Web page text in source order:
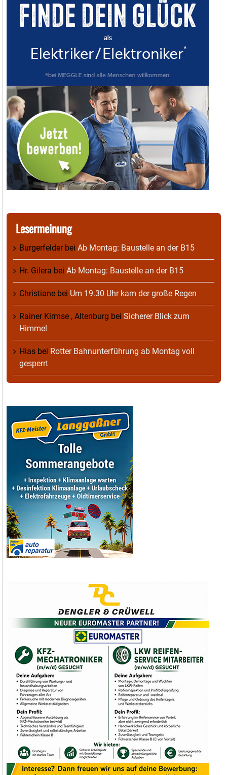
Lesermeinung
Burgerfelderbei Ab Montag: Baustelle an der B15
Hr. Gilera bei Ab Montag: Baustelle an der B15
Christiane bei Um 19.30 Uhr kam der große Regen
Rainer Kirmse , Altenburg bei Sicherer Blick zum
Himmel
Hias bei Rotter Bahnunterführung ab Montag voll
gesperrt